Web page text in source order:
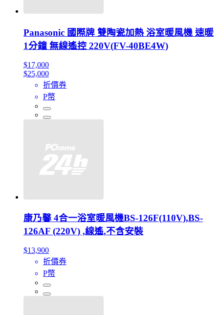
Panasonic 國際牌 雙陶瓷加熱 浴室暖風機 速暖
1分鐘 無線遙控 220V(FV-40BE4W)
$17,000
$25,000
折價券
P幣
康乃馨 4合一浴室暖風機BS-126F(110V),BS-
126AF (220V) ,線遙,不含安裝
$13,900
折價券
P幣